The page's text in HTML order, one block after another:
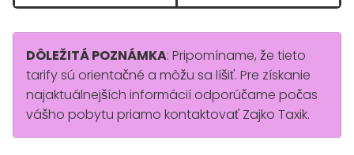
DÔLEŽITÁ POZNÁMKA: Pripomíname, že tieto
tarify sú orientačné a môžu sa líšiť. Pre získanie
najaktuálnejších informácií odporúčame počas
vášho pobytu priamo kontaktovať Zajko Taxik.